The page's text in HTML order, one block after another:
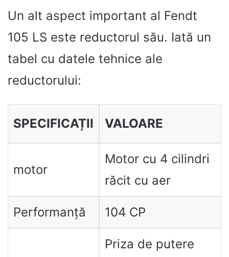
Un alt aspect important al Fendt
105 LS este reductorul său. Iată un
tabel cu datele tehnice ale
reductorului:
SPECIFICAȚII VALOARE
motor
Motor cu 4 cilindri
răcit cu aer
Performanță 104 CP
Priza de putere